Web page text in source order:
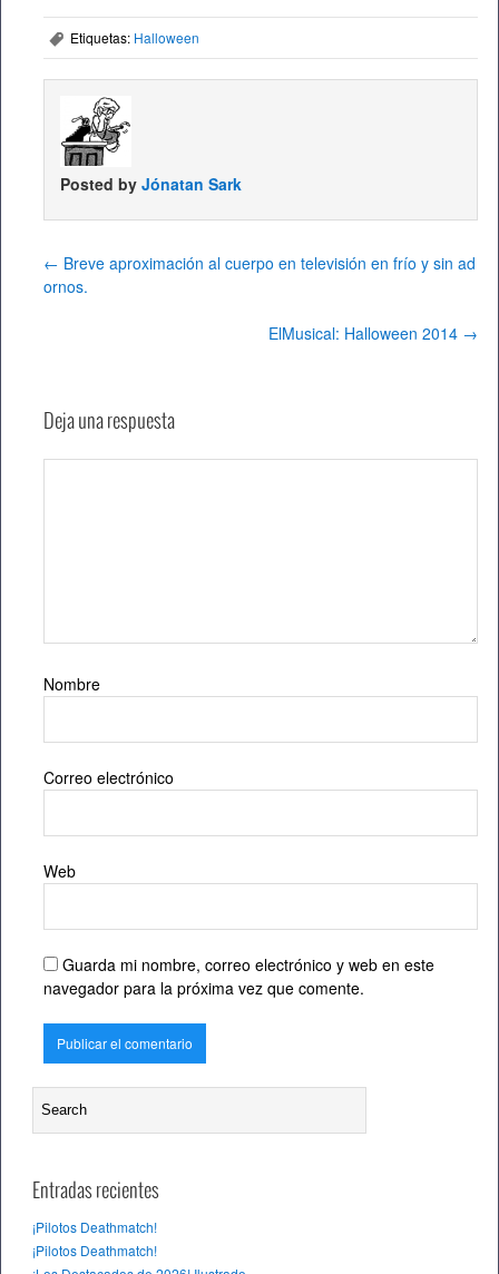
, Etiquetas: Halloween
Posted by Jónatan Sark
← Breve aproximación al cuerpo en televisión en frío y sin ad
ornos.
ElMusical: Halloween 2014 →
Deja una respuesta
Nombre
Correo electrónico
Web
Guarda mi nombre, correo electrónico y web en este
navegador para la próxima vez que comente.
Entradas recientes
¡Pilotos Deathmatch!
¡Pilotos Deathmatch!